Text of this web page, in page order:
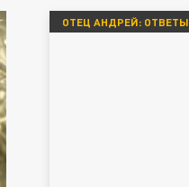
ОТЕЦ АНДРЕЙ: ОТВЕТЫ